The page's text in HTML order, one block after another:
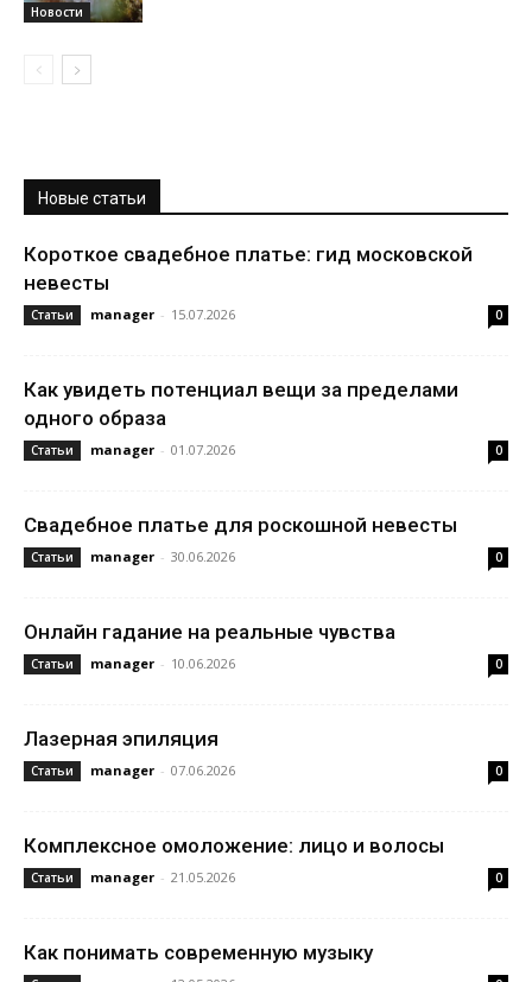
Новости
Новые статьи
Короткое свадебное платье: гид московской
невесты
Статьи manager - 15.07.2026 0
Как увидеть потенциал вещи за пределами
одного образа
Статьи manager - 01.07.2026 0
Свадебное платье для роскошной невесты
Статьи manager - 30.06.2026 0
Онлайн гадание на реальные чувства
Статьи manager - 10.06.2026 0
Лазерная эпиляция
Статьи manager - 07.06.2026 0
Комплексное омоложение: лицо и волосы
Статьи manager - 21.05.2026 0
Как понимать современную музыку